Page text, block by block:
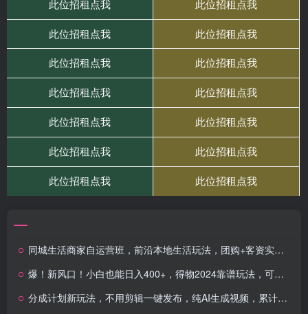
同城生活商家自运营班，前沿本地生活玩法，团购+客资实战全链路（34节课）
爆！新风口！小白也能日入400+，得物2024靠谱玩法，可矩阵放大，单号轻松月入1W+
分成计划新玩法，不用剪辑一键发布，纯AI生成视频，累计收入达5.1W